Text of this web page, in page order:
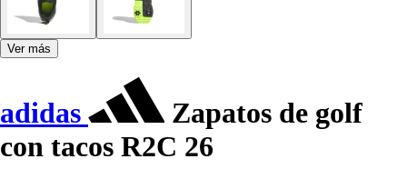
Ver más
adidas
Zapatos de golf
con tacos R2C 26